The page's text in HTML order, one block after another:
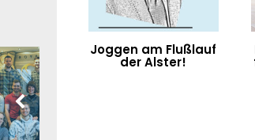
Joggen am Flußlauf
der Alster!